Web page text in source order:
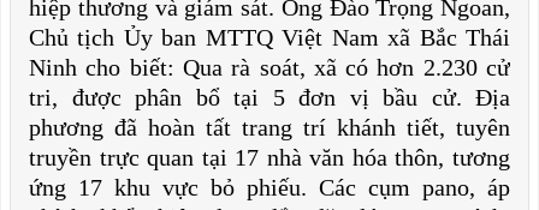
hiệp thương và giám sát. Ông Đào Trọng Ngoan,
Chủ tịch Ủy ban MTTQ Việt Nam xã Bắc Thái
Ninh cho biết: Qua rà soát, xã có hơn 2.230 cử
tri, được phân bổ tại 5 đơn vị bầu cử. Địa
phương đã hoàn tất trang trí khánh tiết, tuyên
truyền trực quan tại 17 nhà văn hóa thôn, tương
ứng 17 khu vực bỏ phiếu. Các cụm pano, áp